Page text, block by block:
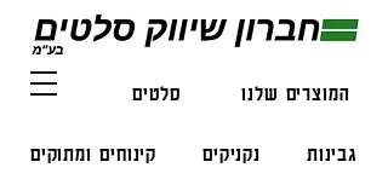
המוצרים שלנו סלטים דגים
גבינות נקניקים קינוחים ומתוקים